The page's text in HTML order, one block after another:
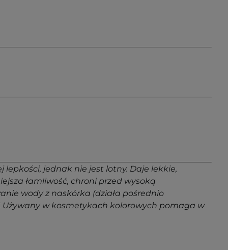
jednak nie jest lotny. Daje lekkie,
łamliwość, chroni przed wysoką
wody z naskórka (działa pośrednio
Używany w kosmetykach kolorowych pomaga w